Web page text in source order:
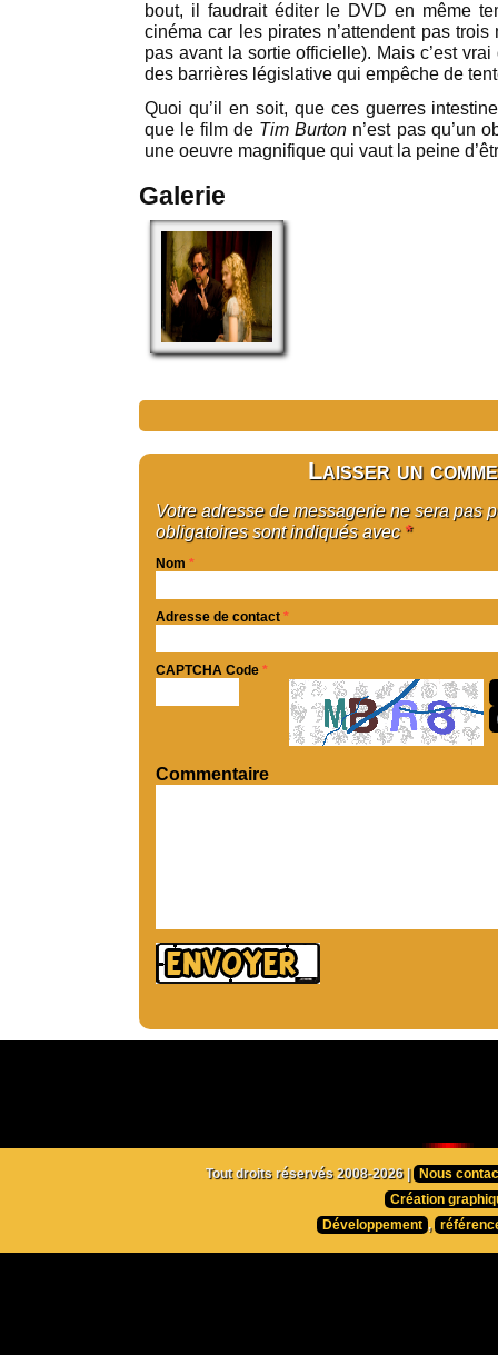
bout, il faudrait éditer le DVD en même
cinéma car les pirates n’attendent pas
pas avant la sortie officielle). Mais c’est
des barrières législative qui empêche de
Quoi qu’il en soit, que ces guerres
que le film de Tim Burton n’est pas qu’un
une oeuvre magnifique qui vaut la peine
Galerie
Laisser un
Votre adresse de messagerie ne sera pas
obligatoires sont indiqués avec *
Nom *
Adresse de contact *
CAPTCHA Code *
Commentaire
Tout droits réservés 2008-2026 |
Nous
Création
Développement ,